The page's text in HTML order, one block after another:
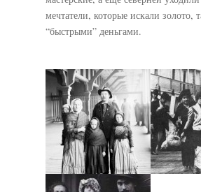
мечтатели, которые искали золото,
“быстрыми” деньгами.